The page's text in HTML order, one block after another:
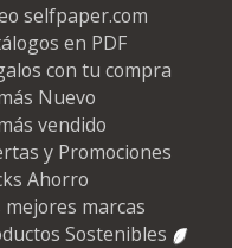
selfpaper.com
en PDF
con tu compra
Nuevo
vendido
y Promociones
Ahorro
mejores marcas
Sostenibles